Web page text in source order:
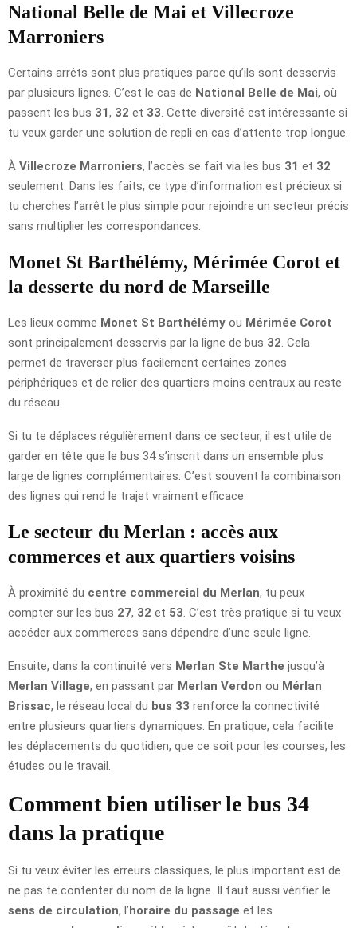
National Belle de Mai et Villecroze
Marroniers
Certains arrêts sont plus pratiques parce qu’ils sont desservis
par plusieurs lignes. C’est le cas de National Belle de Mai, où
passent les bus 31, 32 et 33 . Cette diversité est intéressante si
tu veux garder une solution de repli en cas d’attente trop longue.
À Villecroze Marroniers, l’accès se fait via les bus 31 et 32
seulement. Dans les faits, ce type d’information est précieux si
tu cherches l’arrêt le plus simple pour rejoindre un secteur précis
sans multiplier les correspondances.
Monet St Barthélémy, Mérimée Corot et
la desserte du nord de Marseille
Les lieux comme Monet St Barthélémy ou Mérimée Corot
sont principalement desservis par la ligne de bus 32 . Cela
permet de traverser plus facilement certaines zones
périphériques et de relier des quartiers moins centraux au reste
du réseau.
Si tu te déplaces régulièrement dans ce secteur, il est utile de
garder en tête que le bus 34 s’inscrit dans un ensemble plus
large de lignes complémentaires. C’est souvent la combinaison
des lignes qui rend le trajet vraiment efficace.
Le secteur du Merlan : accès aux
commerces et aux quartiers voisins
À proximité du centre commercial du Merlan, tu peux
compter sur les bus 27, 32 et 53 . C’est très pratique si tu veux
accéder aux commerces sans dépendre d’une seule ligne.
Ensuite, dans la continuité vers Merlan Ste Marthe jusqu’à
Merlan Village, en passant par Merlan Verdon ou Mérlan
Brissac, le réseau local du bus 33 renforce la connectivité
entre plusieurs quartiers dynamiques. En pratique, cela facilite
les déplacements du quotidien, que ce soit pour les courses, les
études ou le travail.
Comment bien utiliser le bus 34
dans la pratique
Si tu veux éviter les erreurs classiques, le plus important est de
ne pas te contenter du nom de la ligne. Il faut aussi vérifier le
sens de circulation, l’horaire du passage et les